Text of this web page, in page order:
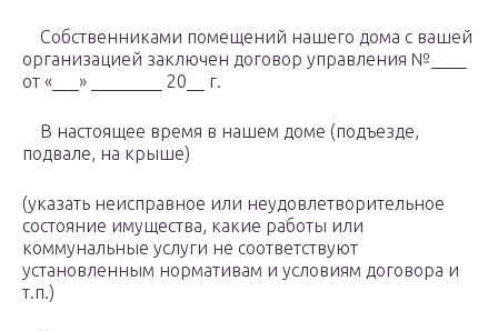
Собственниками помещений нашего дома с вашей
организацией заключен договор управления №____
от «___» ________ 20__ г.
В настоящее время в нашем доме (подъезде,
подвале, на крыше)
(указать неисправное или неудовлетворительное
состояние имущества, какие работы или
коммунальные услуги не соответствуют
установленным нормативам и условиям договора и
т.п.)